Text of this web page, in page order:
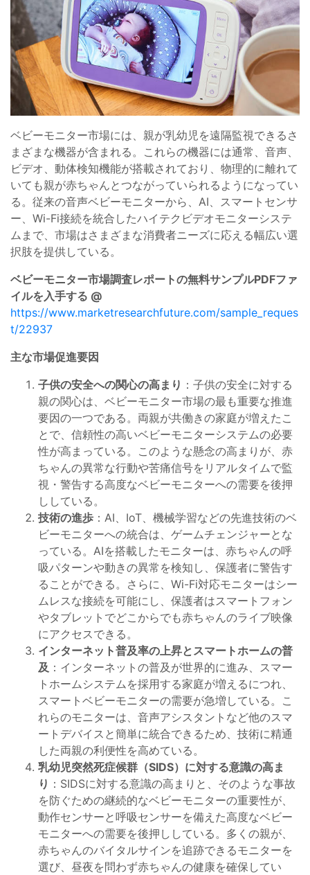
ベビーモニター市場には、親が乳幼児を遠隔監視できるさ
まざまな機器が含まれる。これらの機器には通常、音声、
ビデオ、動体検知機能が搭載されており、物理的に離れて
いても親が赤ちゃんとつながっていられるようになってい
る。従来の音声ベビーモニターから、AI、スマートセンサ
ー、Wi-Fi接続を統合したハイテクビデオモニターシステ
ムまで、市場はさまざまな消費者ニーズに応える幅広い選
択肢を提供している。
ベビーモニター市場調査レポートの無料サンプルPDFファ
イルを入手する @
https://www.marketresearchfuture.com/sample_reques
t/22937
主な市場促進要因
子供の安全への関心の高まり ：子供の安全に対する
親の関心は、ベビーモニター市場の最も重要な推進
要因の一つである。両親が共働きの家庭が増えたこ
とで、信頼性の高いベビーモニターシステムの必要
性が高まっている。このような懸念の高まりが、赤
ちゃんの異常な行動や苦痛信号をリアルタイムで監
視・警告する高度なベビーモニターへの需要を後押
ししている。
技術の進歩 ：AI、IoT、機械学習などの先進技術のベ
ビーモニターへの統合は、ゲームチェンジャーとな
っている。AIを搭載したモニターは、赤ちゃんの呼
吸パターンや動きの異常を検知し、保護者に警告す
ることができる。さらに、Wi-Fi対応モニターはシー
ムレスな接続を可能にし、保護者はスマートフォン
やタブレットでどこからでも赤ちゃんのライブ映像
にアクセスできる。
インターネット普及率の上昇とスマートホームの普
及 ：インターネットの普及が世界的に進み、スマー
トホームシステムを採用する家庭が増えるにつれ、
スマートベビーモニターの需要が急増している。こ
れらのモニターは、音声アシスタントなど他のスマ
ートデバイスと簡単に統合できるため、技術に精通
した両親の利便性を高めている。
乳幼児突然死症候群（SIDS）に対する意識の高ま
り ：SIDSに対する意識の高まりと、そのような事故
を防ぐための継続的なベビーモニターの重要性が、
動作センサーと呼吸センサーを備えた高度なベビー
モニターへの需要を後押ししている。多くの親が、
赤ちゃんのバイタルサインを追跡できるモニターを
選び、昼夜を問わず赤ちゃんの健康を確保してい